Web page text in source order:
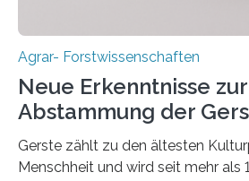
Agrar- Forstwissenschaften
Neue Erkenntnisse
Abstammung der
Gerste zählt zu den ältesten
Menschheit und wird seit mehr als